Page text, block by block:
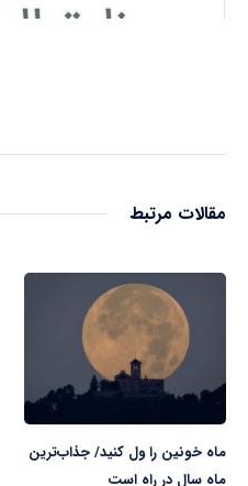
مقالات مرتبط
ماه خونین را ول کنید/ جذاب‌ترین
ماه سال در راه است